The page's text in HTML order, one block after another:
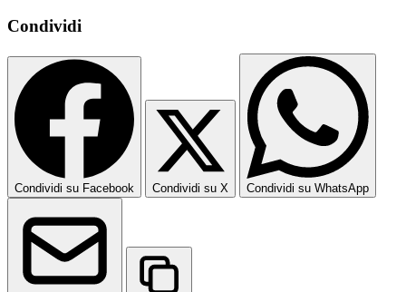
Condividi
Condividi su Facebook Condividi su X Condividi su WhatsApp